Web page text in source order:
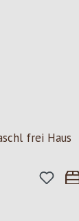
frei Haus